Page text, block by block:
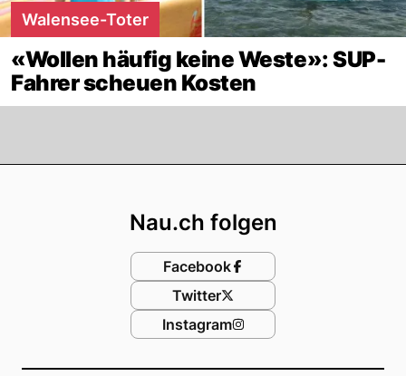
Walensee-Toter
«Wollen häufig keine Weste»: SUP-
Fahrer scheuen Kosten
Nau.ch folgen
Facebook
Twitter
Instagram